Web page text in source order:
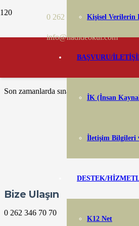
0 262 346 70 70
info@nadideokul.com
Kişisel Verilerin
BAŞVURU/
İK (İnsan
İletişim Bilgileri
DESTEK/
K12 Net
Bir sene sonu daha ve yine veda
Bu sefer değişiklik yaptık ve Ramazan
Son zamanlarda sınavlarından ötürü
Bize Ulaşın
0 262 346 70 70